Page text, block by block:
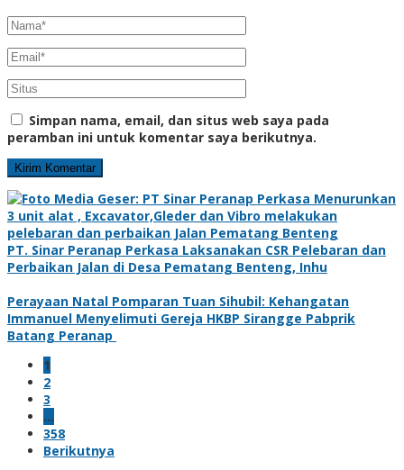
Simpan nama, email, dan situs web saya pada
peramban ini untuk komentar saya berikutnya.
PT. Sinar Peranap Perkasa Laksanakan CSR Pelebaran dan
Perbaikan Jalan di Desa Pematang Benteng, Inhu
Perayaan Natal Pomparan Tuan Sihubil: Kehangatan
Immanuel Menyelimuti Gereja HKBP Sirangge Pabprik
Batang Peranap
1
2
3
…
358
Berikutnya